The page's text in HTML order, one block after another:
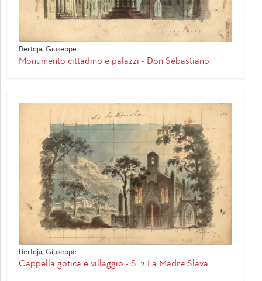
Bertoja, Giuseppe
Monumento cittadino e palazzi - Don Sebastiano
Bertoja, Giuseppe
Cappella gotica e villaggio - S. 2 La Madre Slava